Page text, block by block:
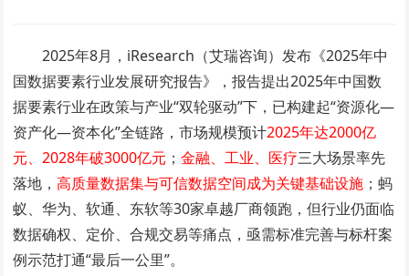
2025年8月，iResearch（艾瑞咨询）发布《2025年中
国数据要素行业发展研究报告》，报告提出2025年中国数
据要素行业在政策与产业“双轮驱动”下，已构建起“资源化—
资产化—资本化”全链路，市场规模预计2025年达2000亿
元、2028年破3000亿元 ；金融、工业、医疗三大场景率先
落地，高质量数据集与可信数据空间成为关键基础设施 ；蚂
蚁、华为、软通、东软等30家卓越厂商领跑，但行业仍面临
数据确权、定价、合规交易等痛点，亟需标准完善与标杆案
例示范打通“最后一公里”。